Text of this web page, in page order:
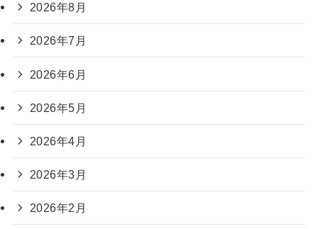
2026年8月
2026年7月
2026年6月
2026年5月
2026年4月
2026年3月
2026年2月